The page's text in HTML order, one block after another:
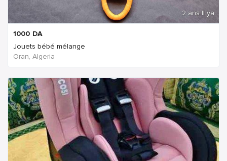
2 ans Il ya
1000 DA
Jouets bébé mélange
Oran, Algeria